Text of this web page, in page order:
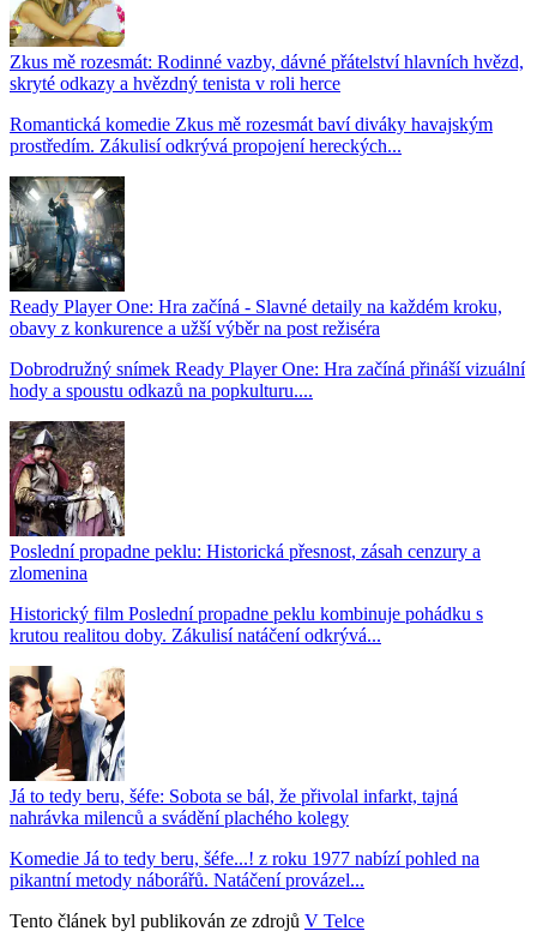
Zkus mě rozesmát: Rodinné vazby, dávné přátelství hlavních hvězd,
skryté odkazy a hvězdný tenista v roli herce
Romantická komedie Zkus mě rozesmát baví diváky havajským
prostředím. Zákulisí odkrývá propojení hereckých...
Ready Player One: Hra začíná - Slavné detaily na každém kroku,
obavy z konkurence a užší výběr na post režiséra
Dobrodružný snímek Ready Player One: Hra začíná přináší vizuální
hody a spoustu odkazů na popkulturu....
Poslední propadne peklu: Historická přesnost, zásah cenzury a
zlomenina
Historický film Poslední propadne peklu kombinuje pohádku s
krutou realitou doby. Zákulisí natáčení odkrývá...
Já to tedy beru, šéfe: Sobota se bál, že přivolal infarkt, tajná
nahrávka milenců a svádění plachého kolegy
Komedie Já to tedy beru, šéfe...! z roku 1977 nabízí pohled na
pikantní metody náborářů. Natáčení provázel...
Tento článek byl publikován ze zdrojů V Telce